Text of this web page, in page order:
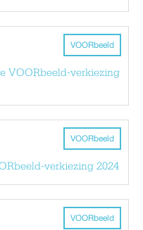
VOORbeeld
VOORbeeld-verkiezing
VOORbeeld
verkiezing 2024
VOORbeeld